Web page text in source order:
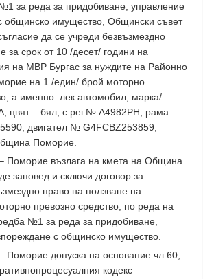
за реда за придобиване, управление
общинско имущество, Общински съвет
да се учреди безвъзмездно
за срок от 10 /десет/ години на
на МВР Бургас за нуждите на Районно
на 1 /един/ брой моторно
а именно: лек автомобил, марка/
цвят – бял, с рег.№ А4982РН, рама
двигател № G4FCBZ253859,
Поморие.
Поморие възлага на кмета на Община
заповед и сключи договор за
право на ползване на
превозно средство, по реда на
№1 за реда за придобиване,
с общинско имущество.
Поморие допуска на основание чл.60,
кодекс